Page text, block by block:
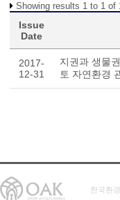
Showing results 1 to 1 of
Issue
Date
2017-
12-31
지권과 생물
토 자연환경
한국환